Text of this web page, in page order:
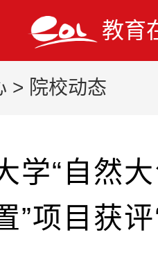
教育
> 院校动态
学“自然
”项目获